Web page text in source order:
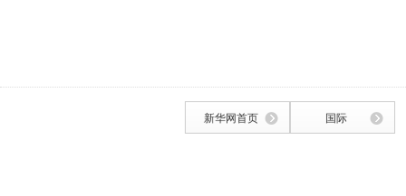
新华网首页 国际